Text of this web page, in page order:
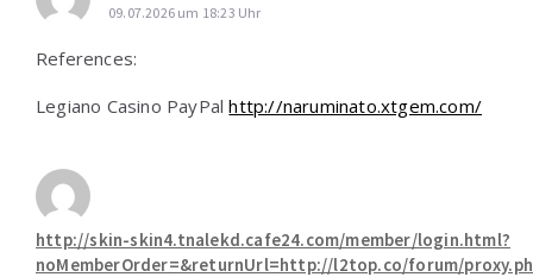
09.07.2026 um 18:23 Uhr
References:
Legiano Casino PayPalhttp://naruminato.xtgem.com/
http://skin-skin4.tnalekd.cafe24.com/member/login.html?
noMemberOrder=&returnUrl=http://l2top.co/forum/